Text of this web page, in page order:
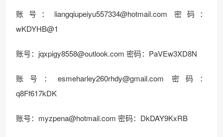
账号： liangqiupeiyu557334@hotmail.com 密码：
wKDYHB@1
账号： jqxpigy8558@outlook.com 密码：PaVEw3XD8N
账号： esmeharley260rhdy@gmail.com 密码：
q8Ff617kDK
账号： myzpena@hotmail.com 密码：DkDAY9KxRB